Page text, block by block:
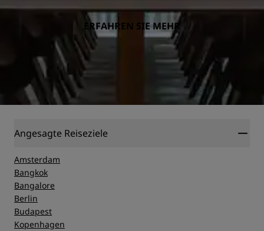
ERFAHREN SIE MEHR
Angesagte Reiseziele
Amsterdam
Bangkok
Bangalore
Berlin
Budapest
Kopenhagen